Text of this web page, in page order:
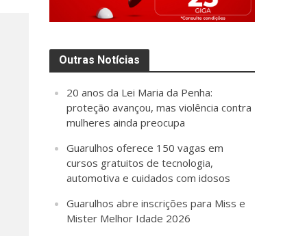
Outras Notícias
20 anos da Lei Maria da Penha:
proteção avançou, mas violência contra
mulheres ainda preocupa
Guarulhos oferece 150 vagas em
cursos gratuitos de tecnologia,
automotiva e cuidados com idosos
Guarulhos abre inscrições para Miss e
Mister Melhor Idade 2026